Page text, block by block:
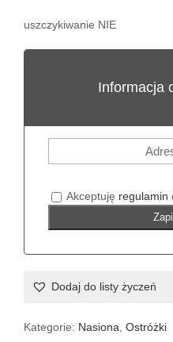
uszczykiwanie NIE
Informacja
Akceptuję regulamin
Dodaj do listy życzeń
Kategorie: Nasiona, Ostróżki